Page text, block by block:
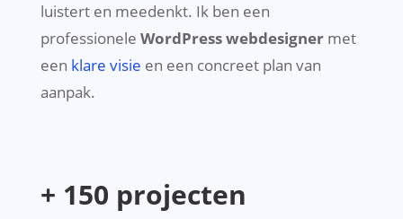
luistert en meedenkt. Ik ben een
professionele WordPress webdesignermet
een klare visie en een concreet plan van
aanpak.
+ 150 projecten